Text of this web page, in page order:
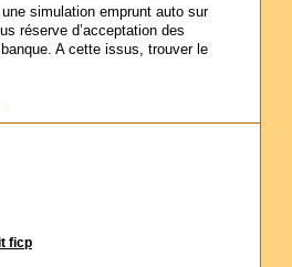
simulation emprunt auto sur
réserve d’acceptation des
A cette issus, trouver le
ficp